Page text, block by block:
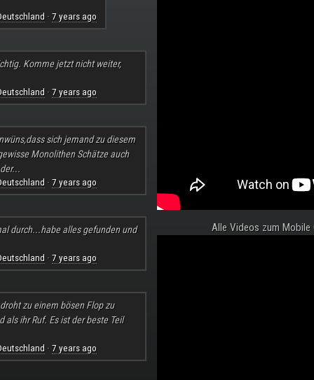
· 7 years ago
Komme jetzt nicht weiter,
· 7 years ago
sich jemand zu diesem
Monolithen Schätze auch
· 7 years ago
durch...habe alles gefunden und
· 7 years ago
zu einem bösen Flop zu
ihr Ruf. Es ist der beste Teil
· 7 years ago
Alle Videos zum